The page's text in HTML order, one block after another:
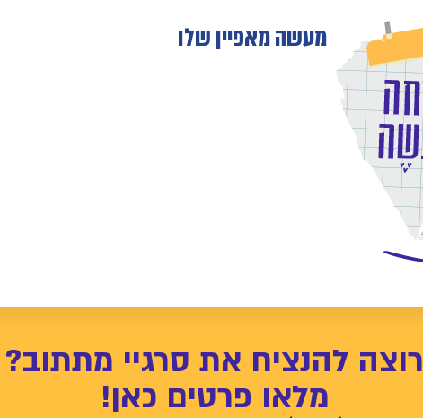
מעשה מאפיין שלו
רוצה להנציח את סרגיי מתתוב?
מלאו פרטים כאן!